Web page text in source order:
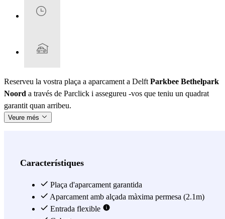
Reserveu la vostra plaça a aparcament a Delft Parkbee Bethelpark
Noord a través de Parclick i assegureu -vos que teniu un quadrat
garantit quan arribeu.
Veure més
Característiques
Plaça d'aparcament garantida
Aparcament amb alçada màxima permesa (2.1m)
Entrada flexible